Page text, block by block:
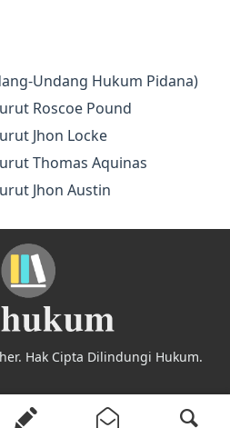
Undang Hukum Pidana)
Roscoe Pound
Jhon Locke
Thomas Aquinas
Jhon Austin
Hak Cipta Dilindungi Hukum.